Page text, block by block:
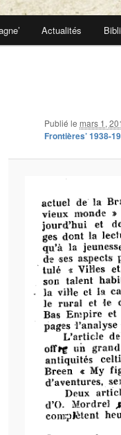
Actualités
Publié le mars 1,
Frontières’ 1938-